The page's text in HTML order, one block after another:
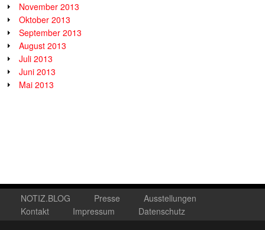
November 2013
Oktober 2013
September 2013
August 2013
Juli 2013
Juni 2013
Mai 2013
NOTIZ.BLOG Presse
Ausstellungen
Kontakt
Impressum Datenschutz